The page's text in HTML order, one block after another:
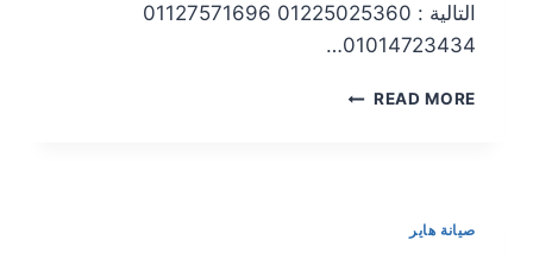
التالية : 01225025360 01127571696
01014723434…
READ MORE
صيانة هاير